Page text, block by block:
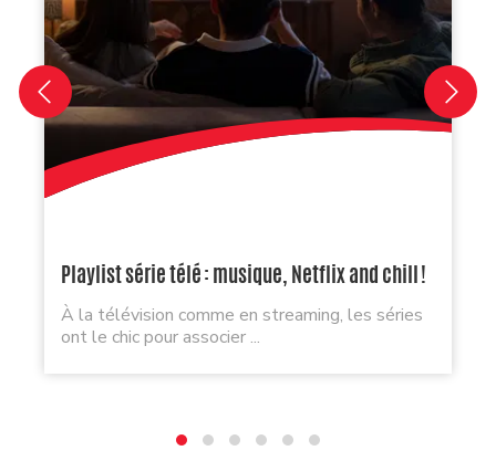
Playlist série télé : musique, Netflix and chill !
À la télévision comme en streaming, les séries
ont le chic pour associer ...